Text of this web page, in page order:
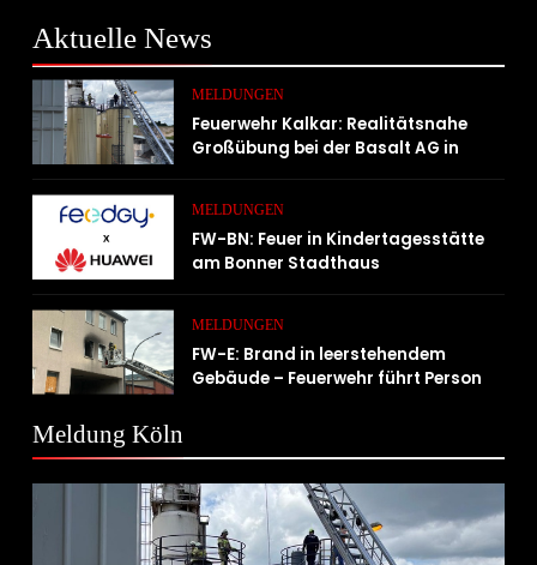
Aktuelle News
MELDUNGEN
Feuerwehr Kalkar: Realitätsnahe
Großübung bei der Basalt AG in
MELDUNGEN
FW-BN: Feuer in Kindertagesstätte
am Bonner Stadthaus
MELDUNGEN
FW-E: Brand in leerstehendem
Gebäude – Feuerwehr führt Person
Meldung Köln